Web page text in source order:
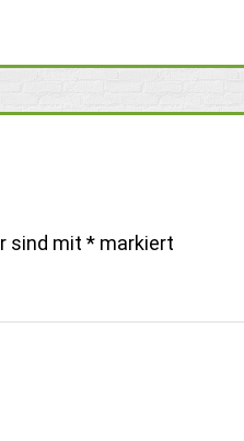
sind mit * markiert